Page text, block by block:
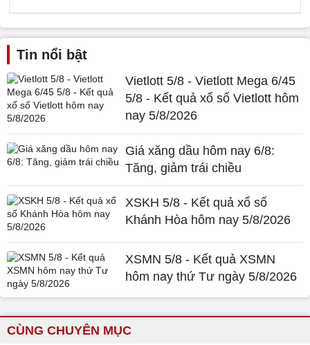
Tin nổi bật
Vietlott 5/8 - Vietlott Mega 6/45
5/8 - Kết quả xổ số Vietlott hôm
nay 5/8/2026
Giá xăng dầu hôm nay 6/8:
Tăng, giảm trái chiều
XSKH 5/8 - Kết quả xổ số
Khánh Hòa hôm nay 5/8/2026
XSMN 5/8 - Kết quả XSMN
hôm nay thứ Tư ngày 5/8/2026
CÙNG CHUYÊN MỤC